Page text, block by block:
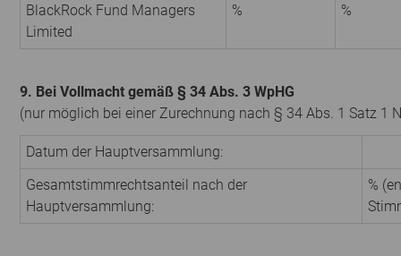
BlackRock Fund Managers
Limited
% %
9. Bei Vollmacht gemäß § 34 Abs. 3 WpHG
(nur möglich bei einer Zurechnung nach § 34 Abs. 1 Satz 1
Datum der Hauptversammlung:
Gesamtstimmrechtsanteil nach der
Hauptversammlung:
%